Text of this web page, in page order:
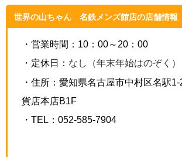
世界の山ちゃん 名鉄メンズ館店の店舗情報
・営業時間：10：00～20：00
・定休日： なし（年末年始はのぞく）
・住所：愛知県名古屋市中村区名駅
貨店本店B1F
・TEL： 052-585-7904